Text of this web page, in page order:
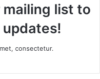
list to
consectetur.